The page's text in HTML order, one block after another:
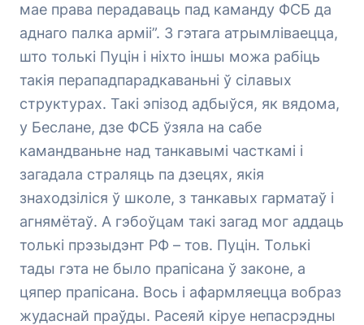
мае права перадаваць пад каманду ФСБ да
аднаго палка арміі”. З гэтага атрымліваецца,
што толькі Пуцін і ніхто іншы можа рабіць
такія перападпарадкаваньні ў сілавых
структурах. Такі эпізод адбыўся, як вядома,
у Беслане, дзе ФСБ ўзяла на сабе
камандваньне над танкавымі часткамі і
загадала страляць па дзецях, якія
знаходзіліся ў школе, з танкавых гарматаў і
агнямётаў. А гэбоўцам такі загад мог аддаць
толькі прэзыдэнт РФ – тов. Пуцін. Толькі
тады гэта не было прапісана ў законе, а
цяпер прапісана. Вось і афармляецца вобраз
жудаснай праўды. Расеяй кіруе непасрэдны